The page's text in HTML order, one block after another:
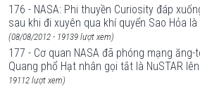
176 - NASA: Phi thuyền Curiosity đáp
sau khi đi xuyên qua khí quyển Sao Hỏa là
(08/08/2012 - 19139 lượt xem)
177 - Cơ quan NASA đã phóng mạng ăng-
Quang phổ Hạt nhân gọi tắt là NuSTAR
19112 lượt xem)